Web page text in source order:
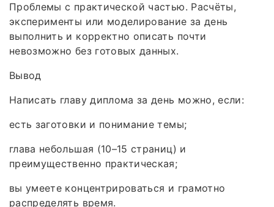
Проблемы с практической частью. Расчёты,
эксперименты или моделирование за день
выполнить и корректно описать почти
невозможно без готовых данных.
Вывод
Написать главу диплома за день можно, если:
есть заготовки и понимание темы;
глава небольшая (10–15 страниц) и
преимущественно практическая;
вы умеете концентрироваться и грамотно
распределять время.